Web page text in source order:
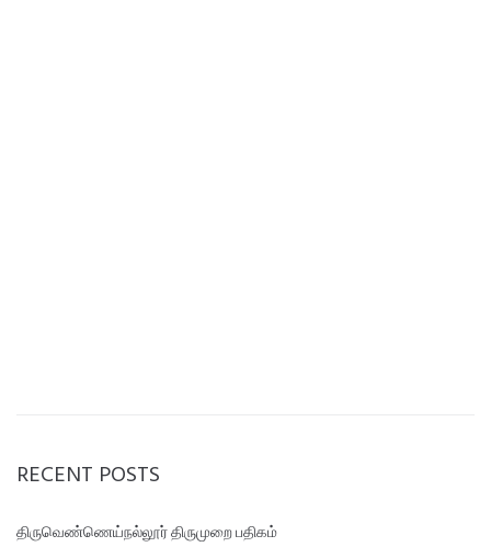
RECENT POSTS
திருவெண்ணெய்நல்லூர் திருமுறை பதிகம்